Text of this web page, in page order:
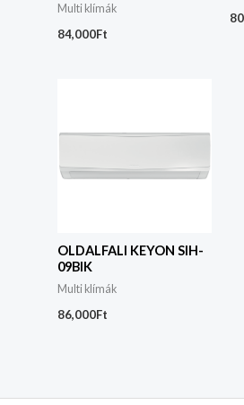
Multi klímák
84,000Ft
OLDALFALI KEYON SIH-
09BIK
Multi klímák
86,000Ft